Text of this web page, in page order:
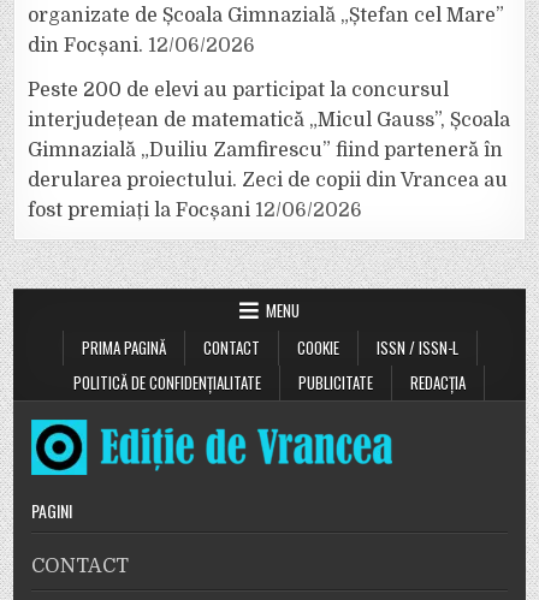
organizate de Școala Gimnazială „Ștefan cel Mare”
din Focșani. 12/06/2026
Peste 200 de elevi au participat la concursul
interjudețean de matematică „Micul Gauss”, Școala
Gimnazială „Duiliu Zamfirescu” fiind parteneră în
derularea proiectului. Zeci de copii din Vrancea au
fost premiați la Focșani 12/06/2026
MENU
PRIMA PAGINĂ
CONTACT COOKIE
ISSN / ISSN-L
POLITICĂ DE CONFIDENȚIALITATE
PUBLICITATE REDACȚIA
PAGINI
CONTACT